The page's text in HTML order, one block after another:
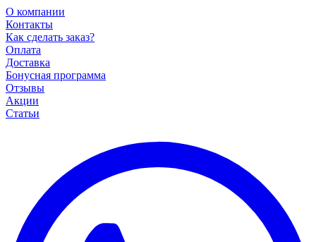
О компании
Контакты
Как сделать заказ?
Оплата
Доставка
Бонусная программа
Отзывы
Акции
Статьи